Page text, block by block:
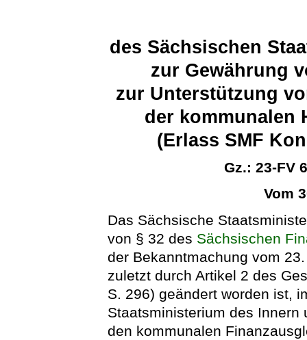
des Sächsischen
zur Gewährung
zur Unterstützung
der kommunalen
(Erlass SMF
Gz.: 23-FV
Vom
Das Sächsische
von § 32 des Sächsischen
der Bekanntmachung vom
zuletzt durch Artikel 2 des
S. 296) geändert worden ist,
Staatsministerium des Innern
den kommunalen